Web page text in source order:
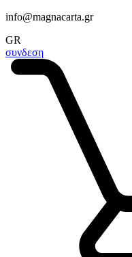
info@magnacarta.gr
GR
συνδεση